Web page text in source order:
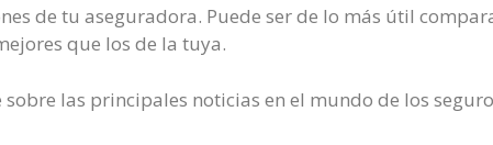
de tu aseguradora. Puede ser de lo más útil
que los de la tuya.
las principales noticias en el mundo de los